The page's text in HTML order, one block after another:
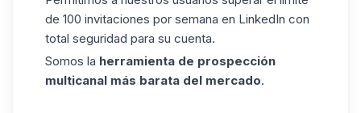
de 100 invitaciones por semana en LinkedIn con
total seguridad para su cuenta.
Somos la herramienta de prospección
multicanal más barata del mercado.